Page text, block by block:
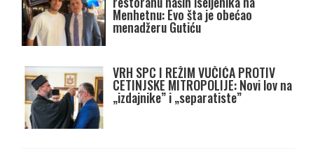
Menhetnu: Evo šta je obećao
menadžeru Gutiću
VRH SPC I REŽIM VUČIĆA PROTIV
CETINJSKE MITROPOLIJE: Novi lov na
„izdajnike” i „separatiste”